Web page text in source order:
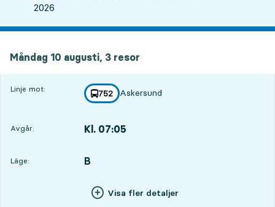
2026
Måndag 10 augusti, 3 resor
Linje mot: linje
752
mot
Askersund
,
Avgår: Kl. 07:05
Läge:
LÄGE, B
,
Visa fler detaljer